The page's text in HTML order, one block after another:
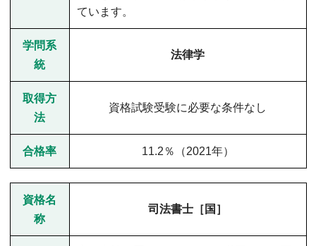
ています。
学問系
統
法律学
取得方
法
資格試験受験に必要な条件なし
合格率 11.2％（2021年）
資格名
称
司法書士［国］